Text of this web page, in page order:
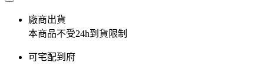
廠商出貨
本商品不受24h到貨限制
可宅配到府